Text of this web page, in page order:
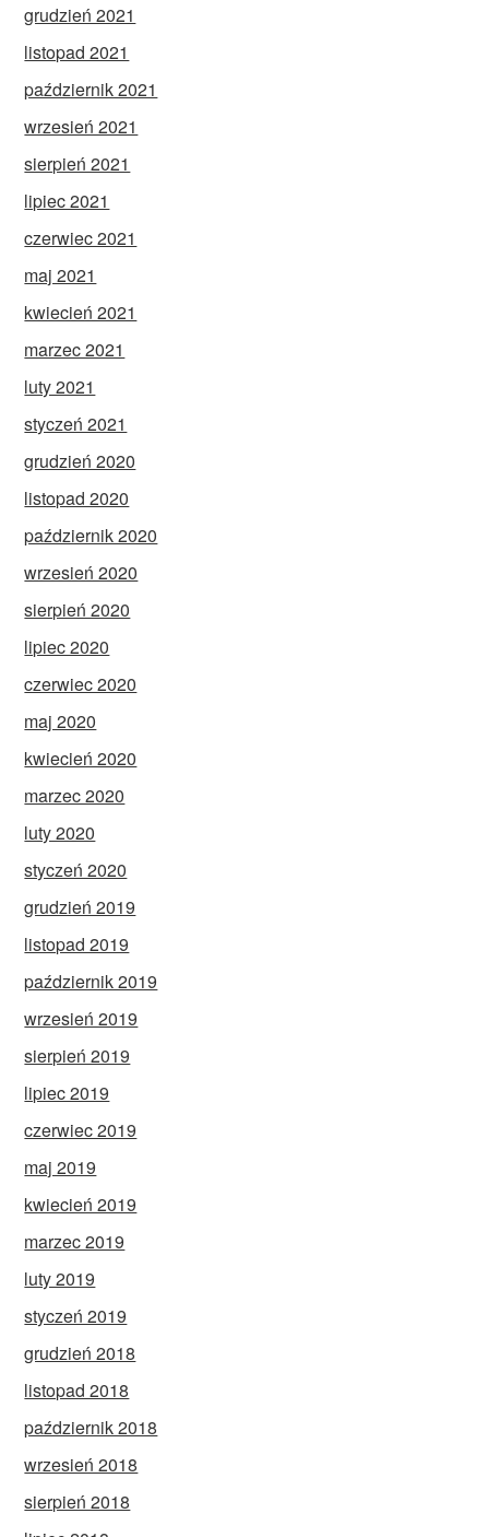
grudzień 2021
listopad 2021
październik 2021
wrzesień 2021
sierpień 2021
lipiec 2021
czerwiec 2021
maj 2021
kwiecień 2021
marzec 2021
luty 2021
styczeń 2021
grudzień 2020
listopad 2020
październik 2020
wrzesień 2020
sierpień 2020
lipiec 2020
czerwiec 2020
maj 2020
kwiecień 2020
marzec 2020
luty 2020
styczeń 2020
grudzień 2019
listopad 2019
październik 2019
wrzesień 2019
sierpień 2019
lipiec 2019
czerwiec 2019
maj 2019
kwiecień 2019
marzec 2019
luty 2019
styczeń 2019
grudzień 2018
listopad 2018
październik 2018
wrzesień 2018
sierpień 2018